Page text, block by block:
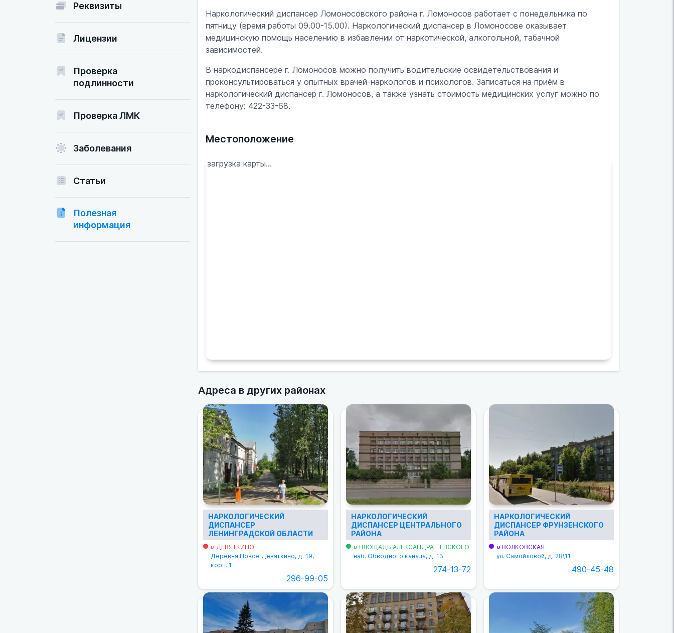
Реквизиты
Лицензии
Проверка
подлинности
Проверка ЛМК
Заболевания
Статьи
Полезная
информация
Наркологический диспансер Ломоносовского района г. Ломоносов работает с понедельника по
пятницу (время работы 09.00-15.00). Наркологический диспансер в Ломоносове оказывает
медицинскую помощь населению в избавлении от наркотической, алкогольной, табачной
зависимостей.
В наркодиспансере г. Ломоносов можно получить водительские освидетельствования и
проконсультироваться у опытных врачей-наркологов и психологов. Записаться на приём в
наркологический диспансер г. Ломоносов, а также узнать стоимость медицинских услуг можно по
телефону: 422-33-68.
Местоположение
загрузка карты...
Адреса в других районах
НАРКОЛОГИЧЕСКИЙ
ДИСПАНСЕР
ЛЕНИНГРАДСКОЙ ОБЛАСТИ
м.ДЕВЯТКИНО
Деревня Новое Девяткино, д. 19,
корп. 1
296-99-05
НАРКОЛОГИЧЕСКИЙ
ДИСПАНСЕР ЦЕНТРАЛЬНОГО
РАЙОНА
м.ПЛОЩАДЬ АЛЕКСАНДРА НЕВСКОГО
наб. Обводного канала, д. 13
274-13-72
НАРКОЛОГИЧЕСКИЙ
ДИСПАНСЕР ФРУНЗЕНСКОГО
РАЙОНА
м.ВОЛКОВСКАЯ
ул. Самойловой, д. 28\11
490-45-48